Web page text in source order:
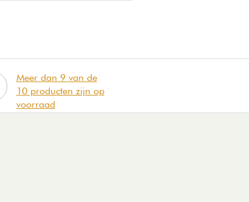
Meer dan 9 van de
10 producten zijn op
voorraad